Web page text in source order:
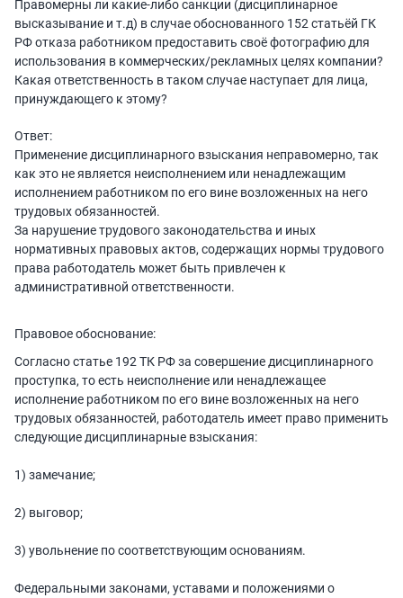
Правомерны ли какие-либо санкции (дисциплинарное
высказывание и т.д) в случае обоснованного 152 статьёй ГК
РФ отказа работником предоставить своё фотографию для
использования в коммерческих/рекламных целях компании?
Какая ответственность в таком случае наступает для лица,
принуждающего к этому?
Ответ:
Применение дисциплинарного взыскания неправомерно, так
как это не является неисполнением или ненадлежащим
исполнением работником по его вине возложенных на него
трудовых обязанностей.
За нарушение трудового законодательства и иных
нормативных правовых актов, содержащих нормы трудового
права работодатель может быть привлечен к
административной ответственности.
Правовое обоснование:
Согласно статье 192 ТК РФ за совершение дисциплинарного
проступка, то есть неисполнение или ненадлежащее
исполнение работником по его вине возложенных на него
трудовых обязанностей, работодатель имеет право применить
следующие дисциплинарные взыскания:
1) замечание;
2) выговор;
3) увольнение по соответствующим основаниям.
Федеральными законами, уставами и положениями о